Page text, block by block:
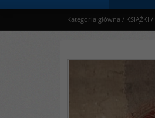
Kategoria główna / KSIĄŻKI /